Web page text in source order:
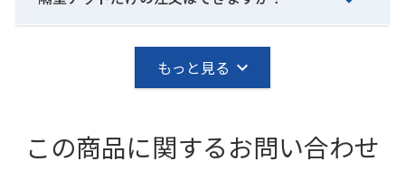
もっと見る
この商品に関するお問い合わせ